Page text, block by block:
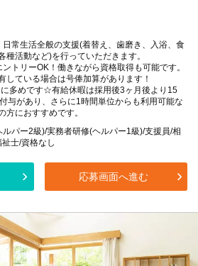
常生活全般の支援(着替え、歯磨き、入浴、食
種活動など)を行っていただきます。
トリーOK！働きながら資格取得も可能です。
している場合は号俸加算があります！
多めです☆有給休暇は採用後3ヶ月後より15
与があり、さらに1時間単位からも利用可能な
方におすすめです。
パー2級)/実務者研修(ヘルパー1級)/支援員/相
士/資格なし
応募画面へ進む